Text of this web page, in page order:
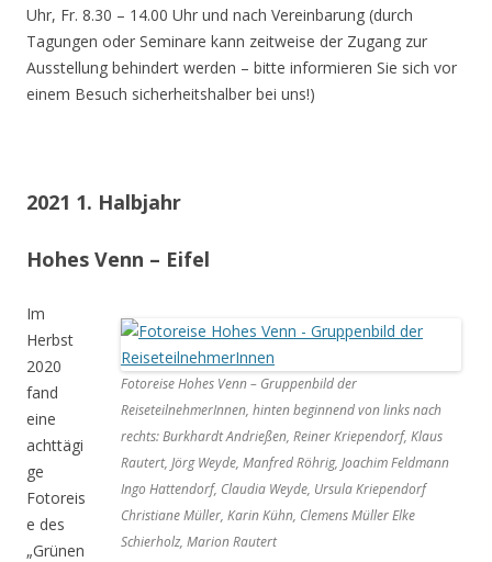
Uhr, Fr. 8.30 – 14.00 Uhr und nach Vereinbarung (durch
Tagungen oder Seminare kann zeitweise der Zugang zur
Ausstellung behindert werden – bitte informieren Sie sich vor
einem Besuch sicherheitshalber bei uns!)
2021 1. Halbjahr
Hohes Venn – Eifel
Fotoreise Hohes Venn – Gruppenbild der
ReiseteilnehmerInnen, hinten beginnend von links nach
rechts: Burkhardt Andrießen, Reiner Kriependorf, Klaus
Rautert, Jörg Weyde, Manfred Röhrig, Joachim Feldmann
Ingo Hattendorf, Claudia Weyde, Ursula Kriependorf
Christiane Müller, Karin Kühn, Clemens Müller Elke
Schierholz, Marion Rautert
Im
Herbst
2020
fand
eine
achttägi
ge
Fotoreis
e des
„Grünen